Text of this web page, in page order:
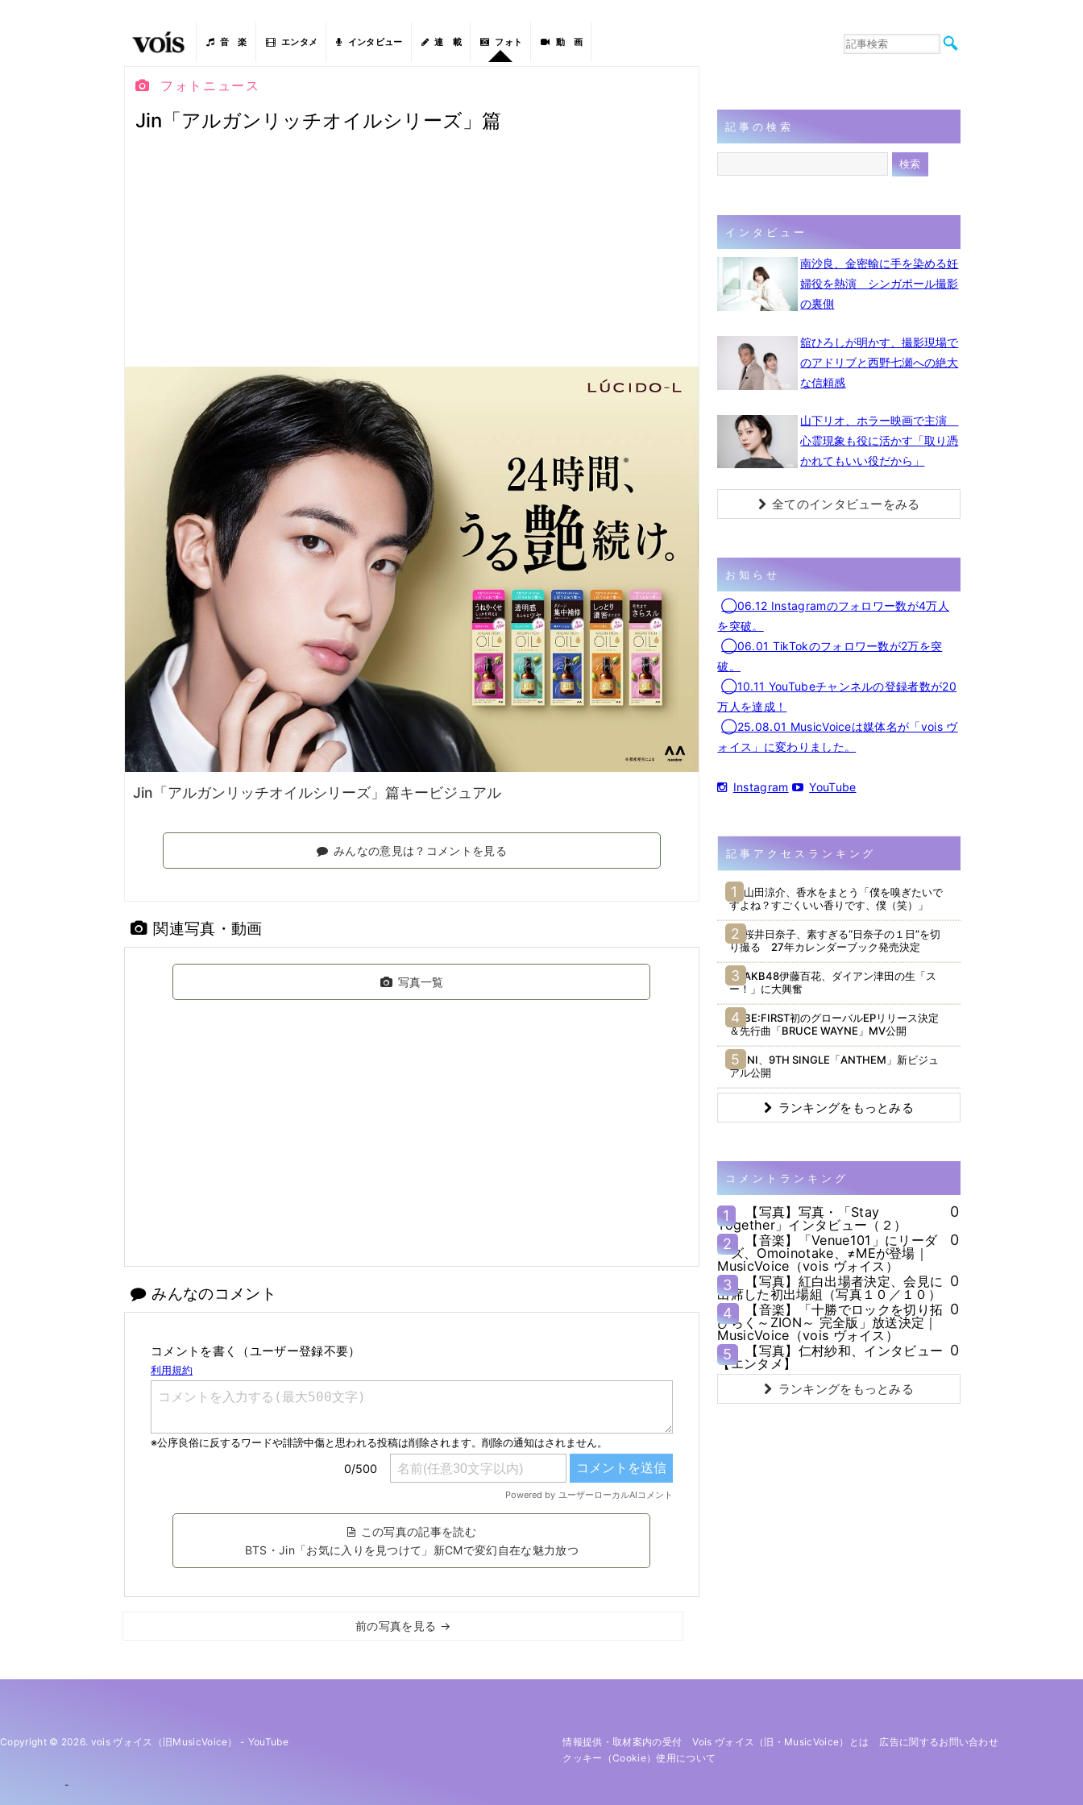
音 楽 エンタメ インタビュー 連 載 フォト 動 画
音楽
連載
フォト
フォトニュース
Jin「アルガンリッチオイルシリーズ」篇
Jin「アルガンリッチオイルシリーズ」篇キービジュアル
みんなの意見は？コメントを見る
関連写真・動画
写真一覧
みんなのコメント
コメントを書く（ユーザー登録不要）
この写真の記事を読む
BTS・Jin「お気に入りを見つけて」新CMで変幻自在な魅力放つ
前の写真を見る →
記事の検索
インタビュー
南沙良、金密輸に手を染める妊
婦役を熱演 シンガポール撮影
の裏側
舘ひろしが明かす、撮影現場で
のアドリブと西野七瀬への絶大
な信頼感
山下リオ、ホラー映画で主演
心霊現象も役に活かす「取り憑
かれてもいい役だから」
全てのインタビューをみる
お知らせ
◯06.12 Instagramのフォロワー数が4万人
を突破。
◯06.01 TikTokのフォロワー数が2万を突
破。
◯10.11 YouTubeチャンネルの登録者数が20
万人を達成！
◯25.08.01 MusicVoiceは媒体名が「vois ヴ
ォイス」に変わりました。
Instagram YouTube
記事アクセスランキング
山田涼介、香水をまとう「僕を嗅ぎたいで
すよね？すごくいい香りです、僕（笑）」
桜井日奈子、素すぎる“日奈子の１日”を切
り撮る 27年カレンダーブック発売決定
AKB48伊藤百花、ダイアン津田の生「ス
ー！」に大興奮
BE:FIRST初のグローバルEPリリース決定
＆先行曲「BRUCE WAYNE」MV公開
INI、9TH SINGLE「ANTHEM」新ビジュ
アル公開
ランキングをもっとみる
コメントランキング
1
【写真】写真・「Stay
Together」インタビュー（２）
0
2
【音楽】「Venue101」にリーダ
ーズ、Omoinotake、≠MEが登場｜
MusicVoice（vois ヴォイス）
0
3
【写真】紅白出場者決定、会見に
出席した初出場組（写真１０／１０）
0
4
【音楽】「十勝でロックを切り拓
ひらく～ZION～ 完全版」放送決定｜
MusicVoice（vois ヴォイス）
0
5
【写真】仁村紗和、インタビュー
【エンタメ】
0
ランキングをもっとみる
Copyright © 2026. vois ヴォイス（旧MusicVoice） - YouTube 情報提供・取材案内の受付 Vois ヴォイス（旧・MusicVoice）とは
広告に関するお問い合わせ
クッキー（cookie）使用について
-